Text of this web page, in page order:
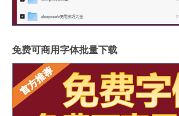
免费可商用字体批量下载